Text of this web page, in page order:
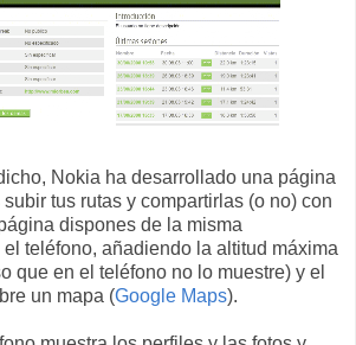
Nokia ha desarrollado una página
tus rutas y compartirlas (o no) con
dispones de la misma
teléfono, añadiendo la altitud máxima
que en el teléfono no lo muestre) y el
un mapa (Google Maps).